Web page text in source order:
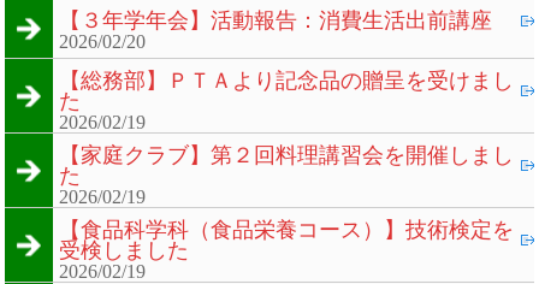
【３年学年会】活動報告：消費生活出前講座
2026/02/20
【総務部】ＰＴＡより記念品の贈呈を受けまし
た
2026/02/19
【家庭クラブ】第２回料理講習会を開催しまし
た
2026/02/19
【食品科学科（食品栄養コース）】技術検定を
受検しました
2026/02/19